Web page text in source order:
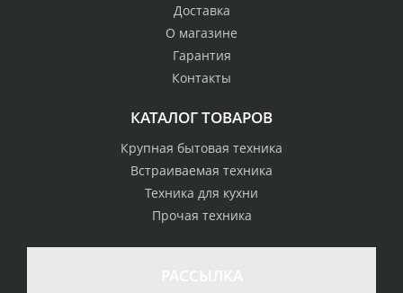
Доставка
О магазине
Гарантия
Контакты
КАТАЛОГ ТОВАРОВ
Крупная бытовая техника
Встраиваемая техника
Техника для кухни
Прочая техника